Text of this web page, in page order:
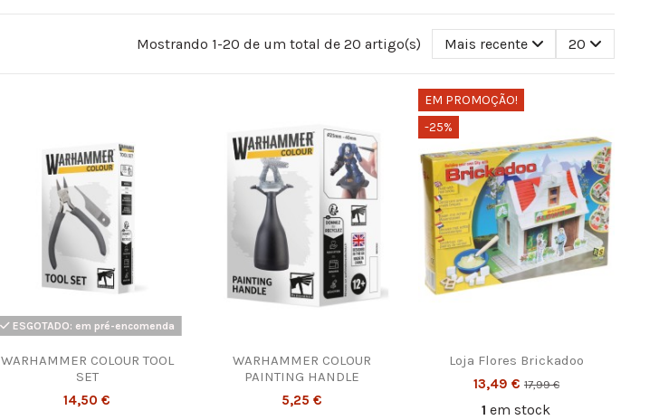
Mostrando 1-20 de um total de 20 artigo(s) Mais recente 20
ESGOTADO: em pré-encomenda
WARHAMMER COLOUR TOOL
SET
14,50 €
WARHAMMER COLOUR
PAINTING HANDLE
5,25 €
EM PROMOÇÃO!
-25%
Loja Flores Brickadoo
13,49 € 17,99 €
1em stock